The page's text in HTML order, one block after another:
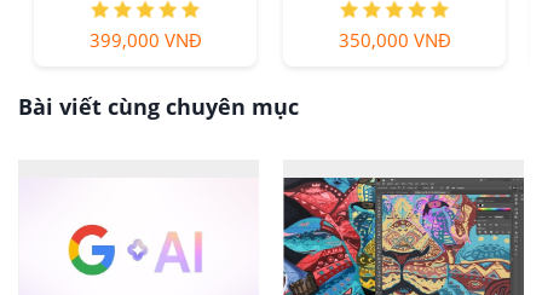
399,000 VNĐ 350,000 VNĐ
Bài viết cùng chuyên mục